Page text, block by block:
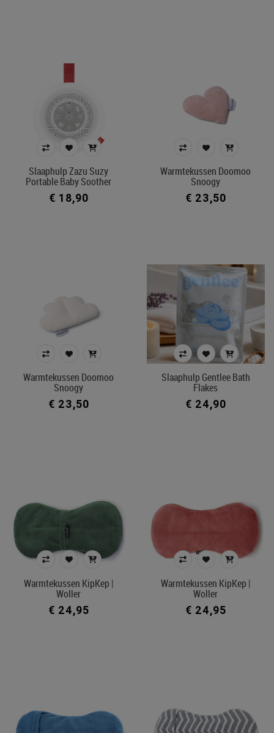
Slaaphulp Zazu Suzy
Portable Baby Soother
€ 18,90
Warmtekussen Doomoo
Snoogy
€ 23,50
Warmtekussen Doomoo
Snoogy
€ 23,50
Slaaphulp Gentlee Bath
Flakes
€ 24,90
Warmtekussen KipKep |
Woller
€ 24,95
Warmtekussen KipKep |
Woller
€ 24,95